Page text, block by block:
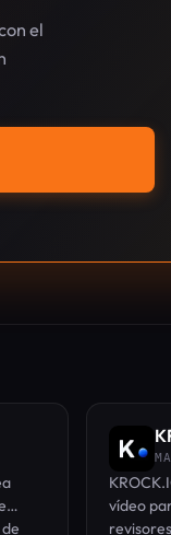
el
vídeo